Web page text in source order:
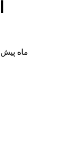
2 ماه پیش